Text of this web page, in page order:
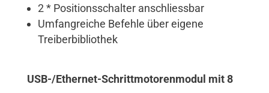
2 * Positionsschalter anschliessbar
Umfangreiche Befehle über eigene
Treiberbibliothek
USB-/Ethernet-Schrittmotorenmodul mit 8